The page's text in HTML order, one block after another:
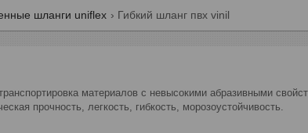
шланги uniflex Гибкий шланг пвх vinil
материалов с невысокими абразивными
прочность, легкость, гибкость, морозоустойчивость.